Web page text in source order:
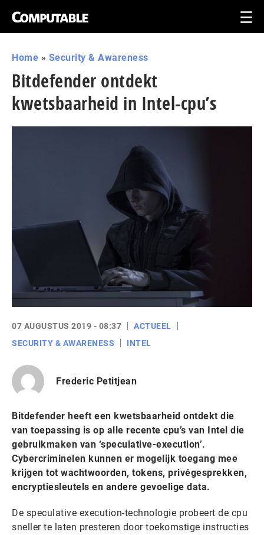
Home » Security & Awareness
Bitdefender ontdekt
kwetsbaarheid in Intel-cpu’s
07 AUGUSTUS 2019 - 08:37
ACTUEEL
SECURITY & AWARENESS
INTEL
Frederic Petitjean
Bitdefender heeft een kwetsbaarheid ontdekt die
van toepassing is op alle recente cpu’s van Intel die
gebruikmaken van ‘speculative-execution’.
Cybercriminelen kunnen er mogelijk toegang mee
krijgen tot wachtwoorden, tokens, privégesprekken,
encryptiesleutels en andere gevoelige data.
De speculative execution-technologie probeert de cpu
sneller te laten presteren door toekomstige instructies